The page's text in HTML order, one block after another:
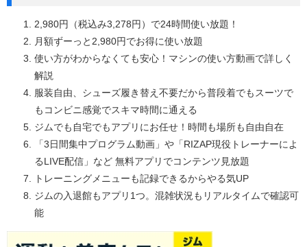
2,980円（税込み3,278円）で24時間使い放題！
月額ずーっと2,980円でお得に使い放題
使い方がわからなくても安心！マシンの使い方動画で詳しく
解説
服装自由、シューズ履き替え不要だから普段着でもスーツで
もコンビニ感覚でスキマ時間に通える
ジムでも自宅でもアプリにお任せ！時間も場所も自由自在
「3日間集中プログラム動画」や「RIZAP現役トレーナーによ
るLIVE配信」など 無料アプリでコンテンツ見放題
トレーニングメニューも記録できるからやる気UP
ジムの入退館もアプリ1つ。混雑状況もリアルタイムで確認可
能